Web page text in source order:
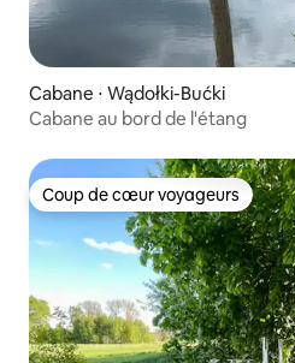
Cabane ⋅ Wądołki-Bućki
Cabane au bord de l'étang
Coup de cœur voyageurs
Coup de cœur voyageurs